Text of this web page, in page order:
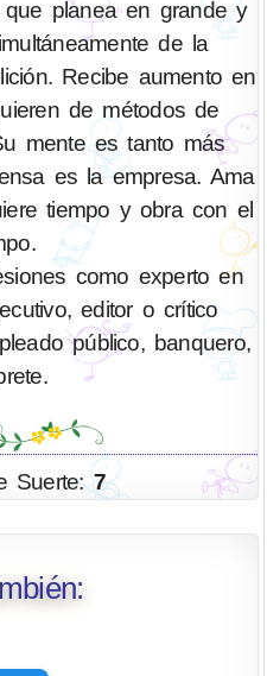
planea en grande y
de la
Recibe aumento en
de métodos de
mente es tanto más
es la empresa. Ama
tiempo y obra con el
como experto en
editor o crítico
público, banquero,
Suerte:7